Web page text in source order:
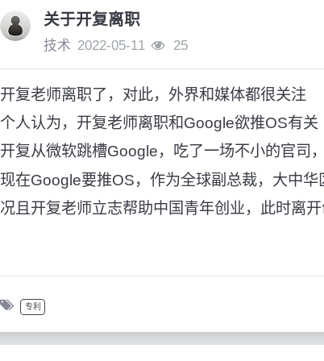
关于开复离职
技术 2022-05-11 25
开复老师离职了，对此，外界和媒体都很关注
个人认为，开复老师离职和Google欲推OS有关
开复从微软跳槽Google，吃了一场不小的官司
现在Google要推OS，作为全球副总裁，大中
况且开复老师立志帮助中国青年创业，此时离
专利